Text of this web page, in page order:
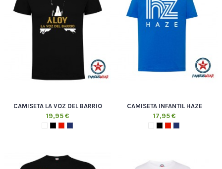
CAMISETA LA VOZ DEL BARRIO
19,95 €
CAMISETA INFANTIL HAZE
17,95 €